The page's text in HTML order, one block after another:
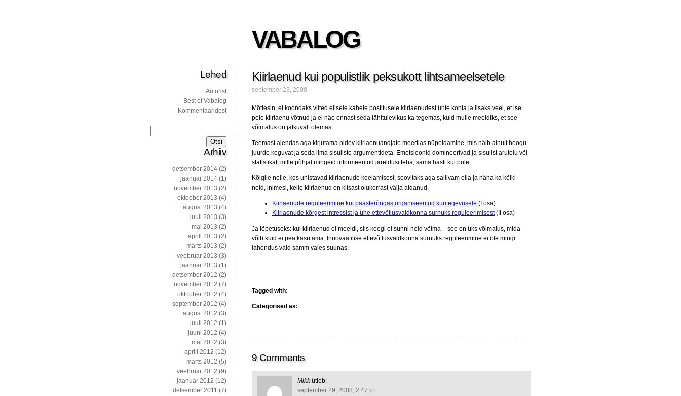
VABALOG
Kiirlaenud kui populistlik peksukott lihtsameelsetele
september 23, 2008
Mõtlesin, et koondaks viited eilsele kahele postitusele kiirlaenudest ühte kohta ja lisaks veel, et ise
pole kiirlaenu võtnud ja ei näe ennast seda lähitulevikus ka tegemas, kuid mulle meeldiks, et see
võimalus on jätkuvalt olemas.
Teemast ajendas aga kirjutama pidev kiirlaenuandjate meedias nüpeldamine, mis näib ainult hoogu
juurde koguvat ja seda ilma sisuliste argumentideta. Emotsioonid domineerivad ja sisulist arutelu või
statistikat, mille põhjal mingeid informeeritud järeldusi teha, sama hästi kui pole.
Kõigile neile, kes unistavad kiirlaenude keelamisest, soovitaks aga sallivam olla ja näha ka kõiki
neid, inimesi, kelle kiirlaenud on kitsast olukorrast välja aidanud.
Kiirlaenude reguleerimine kui päästerõngas organiseeritud kuritegevusele (I osa)
Kiirlaenude kõrgest intressist ja ühe ettevõtlusvaldkonna surnuks reguleerimisest(II osa)
Ja lõpetuseks: kui kiirlaenud ei meeldi, siis keegi ei sunni neid võtma – see on üks võimalus, mida
võib kuid ei pea kasutama. Innovaatilise ettevõtlusvaldkonna surnuks reguleerimine ei ole mingi
lahendus vaid samm vales suunas.
Tagged with:
Categorised as: ...
9 Comments
Mikk ütleb:
september 29, 2008, 2:47 p.l.
Lehed
Autorist
Best of Vabalog
Kommentaaridest
Arhiiv
detsember 2014 (2)
jaanuar 2014 (1)
november 2013 (2)
oktoober 2013 (4)
august 2013 (4)
juuli 2013 (3)
mai 2013 (2)
aprill 2013 (2)
märts 2013 (2)
veebruar 2013 (3)
jaanuar 2013 (1)
detsember 2012 (2)
november 2012 (7)
oktoober 2012 (4)
september 2012 (4)
august 2012 (3)
juuli 2012 (1)
juuni 2012 (4)
mai 2012 (3)
aprill 2012 (12)
märts 2012 (5)
veebruar 2012 (9)
jaanuar 2012 (12)
detsember 2011 (7)